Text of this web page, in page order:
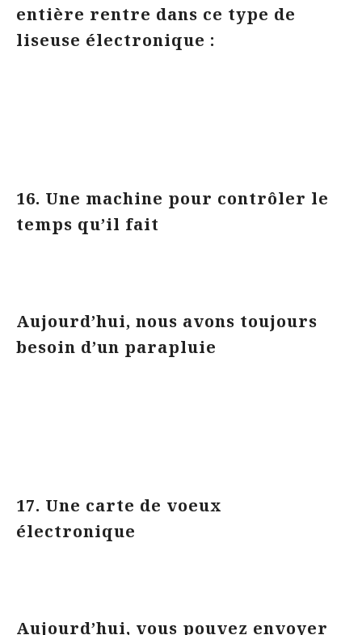
entière rentre dans ce type de
liseuse électronique :
16. Une machine pour contrôler le
temps qu’il fait
Aujourd’hui, nous avons toujours
besoin d’un parapluie
17. Une carte de voeux
électronique
Aujourd’hui, vous pouvez envoyer